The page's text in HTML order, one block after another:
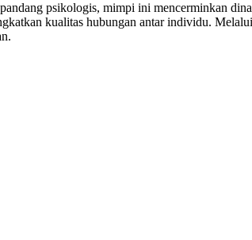
psikologis, mimpi ini mencerminkan
kualitas hubungan antar individu.